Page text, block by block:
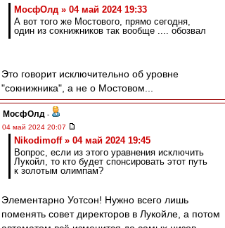
МосфОлд » 04 май 2024 19:33
А вот того же Мостового, прямо сегодня,
один из сокнижников так вообще .... обозвал
Это говорит исключительно об уровне
"сокнижника", а не о Мостовом...
МосфОлд -
04 май 2024 20:07
Nikodimoff » 04 май 2024 19:45
Вопрос, если из этого уравнения исключить
Лукойл, то кто будет спонсировать этот путь
к золотым олимпам?
Элементарно Уотсон! Нужно всего лишь
поменять совет директоров в Лукойле, а потом